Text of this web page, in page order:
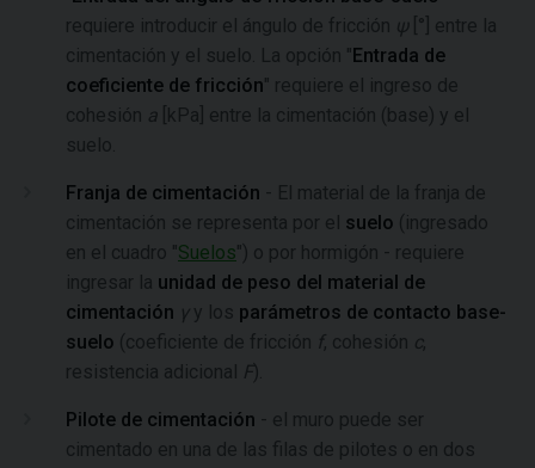
requiere introducir el ángulo de fricción ψ [°] entre la
cimentación y el suelo. La opción "Entrada de
coeficiente de fricción" requiere el ingreso de
cohesión a [kPa] entre la cimentación (base) y el
suelo.
Franja de cimentación - El material de la franja de
cimentación se representa por el suelo (ingresado
en el cuadro "Suelos") o por hormigón - requiere
ingresar la unidad de peso del material de
cimentación γy los parámetros de contacto base-
suelo (coeficiente de fricción f, cohesión c,
resistencia adicional F).
Pilote de cimentación - el muro puede ser
cimentado en una de las filas de pilotes o en dos